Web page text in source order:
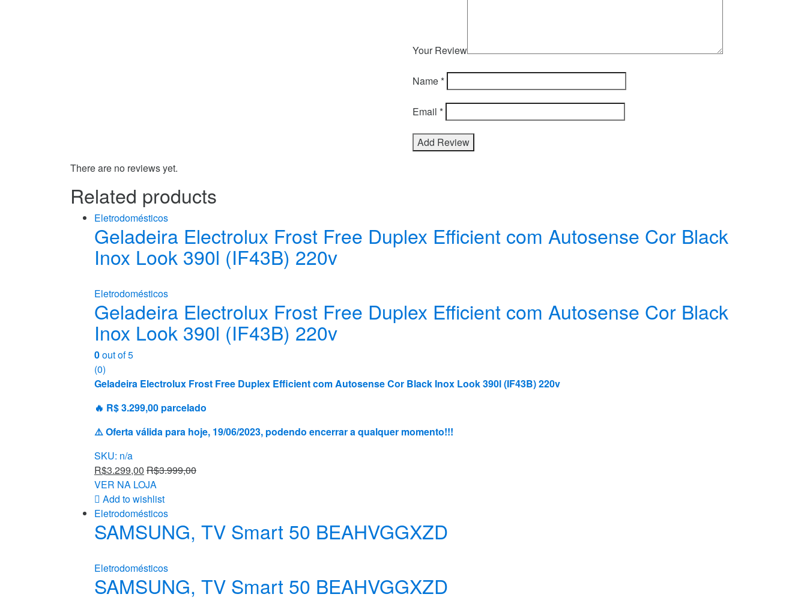
Your Review
Name*
Email *
There are no reviews yet.
Related products
Eletrodomésticos
Geladeira Electrolux Frost Free Duplex Efficient com Autosense Cor Black
Inox Look 390l (IF43B) 220v
Eletrodomésticos
Geladeira Electrolux Frost Free Duplex Efficient com Autosense Cor Black
Inox Look 390l (IF43B) 220v
0out of 5
(0)
Geladeira Electrolux Frost Free Duplex Efficient com Autosense Cor Black Inox Look 390l (IF43B) 220v
🔥 R$ 3.299,00 parcelado
⚠️ Oferta válida para hoje, 19/06/2023, podendo encerrar a qualquer momento!!!
SKU: n/a
R$3.299,00 R$3.999,00
VER NA LOJA
Add to wishlist
Eletrodomésticos
SAMSUNG, TV Smart 50 BEAHVGGXZD
Eletrodomésticos
SAMSUNG, TV Smart 50 BEAHVGGXZD